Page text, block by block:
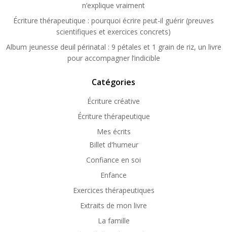
n’explique vraiment
Écriture thérapeutique : pourquoi écrire peut-il guérir (preuves
scientifiques et exercices concrets)
Album jeunesse deuil périnatal : 9 pétales et 1 grain de riz, un livre
pour accompagner l’indicible
Catégories
Écriture créative
Écriture thérapeutique
Mes écrits
Billet d'humeur
Confiance en soi
Enfance
Exercices thérapeutiques
Extraits de mon livre
La famille